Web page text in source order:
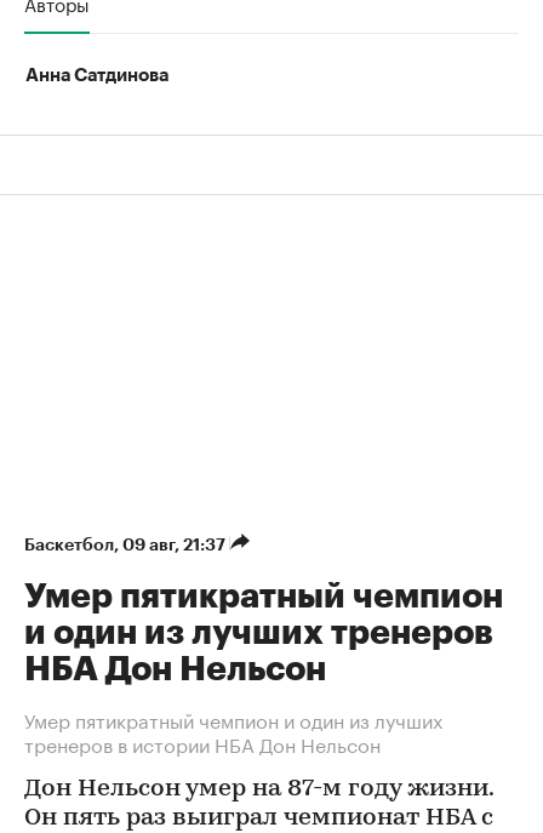
Анна Сатдинова
Баскетбол⁠, 09 авг, 21:37
Умер пятикратный чемпион
и один из лучших тренеров
НБА Дон Нельсон
Умер пятикратный чемпион и один из лучших
тренеров в истории НБА Дон Нельсон
Дон Нельсон умер на 87-м году жизни.
Он пять раз выиграл чемпионат НБА с